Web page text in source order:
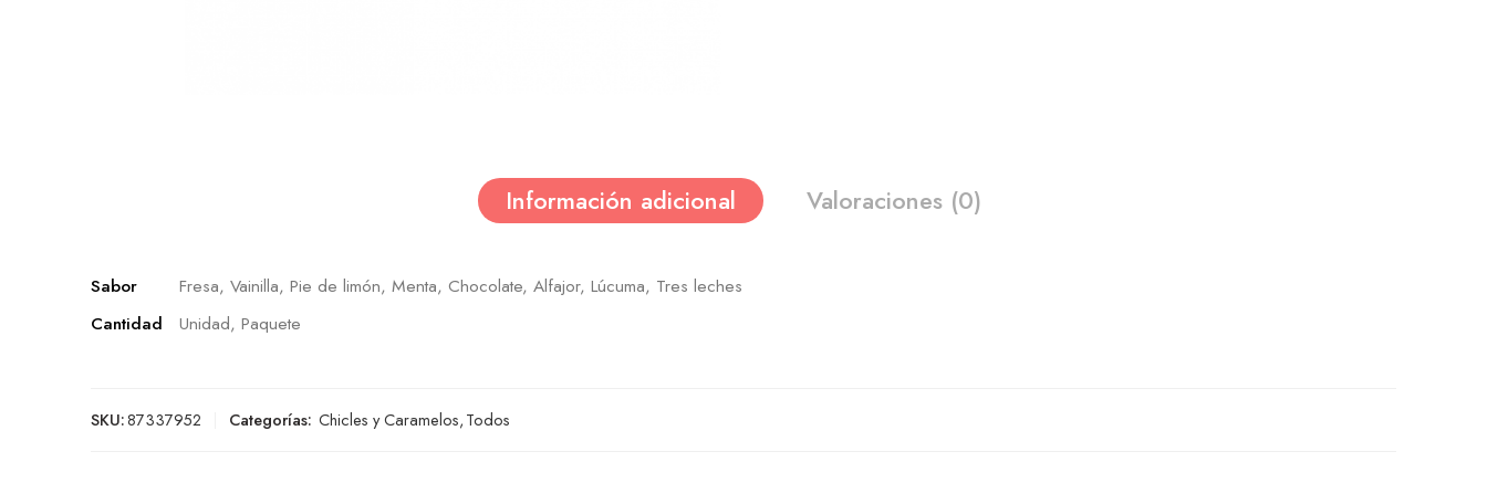
Información adicional Valoraciones (0)
Sabor
Fresa, Vainilla, Pie de limón, Menta, Chocolate, Alfajor, Lúcuma, Tres leches
Cantidad
Unidad, Paquete
SKU:87337952 Categorías: Chicles y Caramelos,Todos